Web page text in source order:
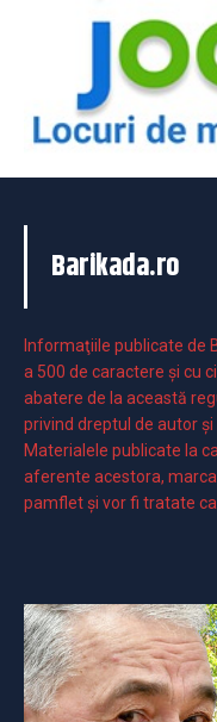
Barikada.ro
Informaţiile publicate de
a 500 de caractere şi cu
abatere de la această
privind dreptul de autor
Materialele publicate la
aferente acestora,
pamflet și vor fi tratate